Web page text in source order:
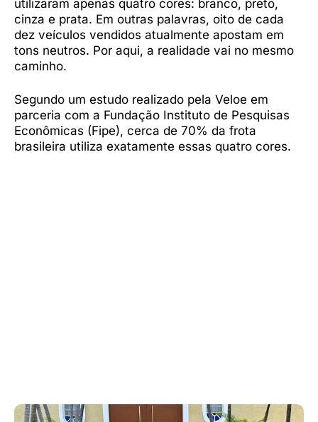
utilizaram apenas quatro cores: branco, preto,
cinza e prata. Em outras palavras, oito de cada
dez veículos vendidos atualmente apostam em
tons neutros. Por aqui, a realidade vai no mesmo
caminho.
Segundo um estudo realizado pela Veloe em
parceria com a Fundação Instituto de Pesquisas
Econômicas (Fipe), cerca de 70% da frota
brasileira utiliza exatamente essas quatro cores.